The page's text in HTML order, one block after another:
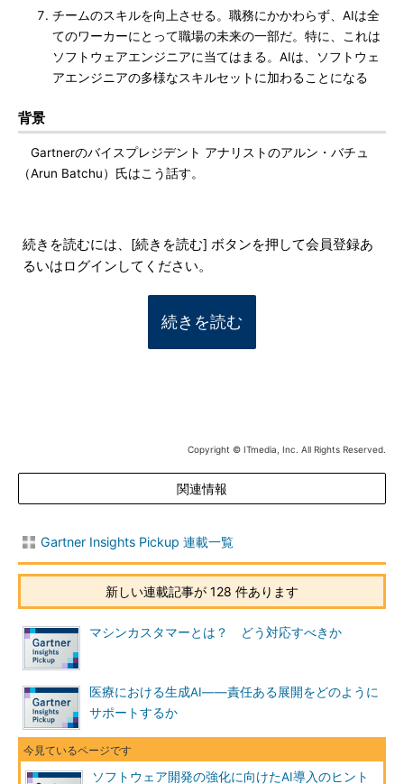
チームのスキルを向上させる。職務にかかわらず、AIは全
てのワーカーにとって職場の未来の一部だ。特に、これは
ソフトウェアエンジニアに当てはまる。AIは、ソフトウェ
アエンジニアの多様なスキルセットに加わることになる
背景
Gartnerのバイスプレジデント アナリストのアルン・バチュ
（Arun Batchu）氏はこう話す。
続きを読むには、[続きを読む] ボタンを押して会員登録あ
るいはログインしてください。
続きを読む
Copyright © ITmedia, Inc. All Rights Reserved.
関連情報
Gartner Insights Pickup 連載一覧
新しい連載記事が 128 件あります
マシンカスタマーとは？ どう対応すべきか
医療における生成AI――責任ある展開をどのように
サポートするか
ソフトウェア開発の強化に向けたAI導入のヒント